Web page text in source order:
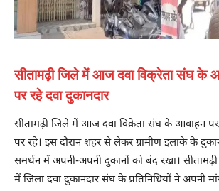
सीतामढ़ी जिले में आज दवा विक्रेता संघ के
पर रहे दवा दुकानदार
सीतामढ़ी जिले में आज दवा विक्रेता संघ के आवाहन पर
पर रहे। इस दौरान शहर से लेकर ग्रामीण इलाके के
समर्थन में अपनी-अपनी दुकानों को बंद रखा।
में जिला दवा दुकानदार संघ के प्रतिनिधियों ने अपनी